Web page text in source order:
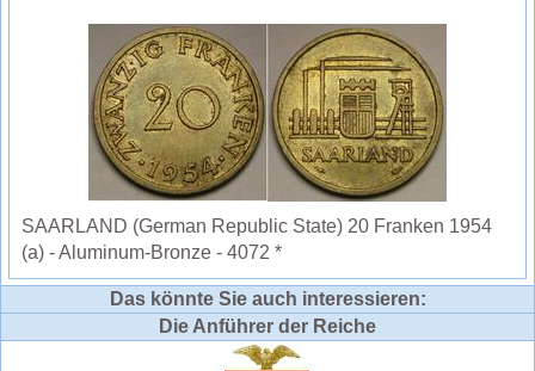
SAARLAND (German Republic State) 20 Franken 1954
(a) - Aluminum-Bronze - 4072 *
Das könnte Sie auch interessieren:
Die Anführer der Reiche